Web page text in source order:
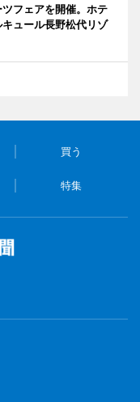
フェアを開催。ホテ
ュール長野松代リゾ
買う
特集